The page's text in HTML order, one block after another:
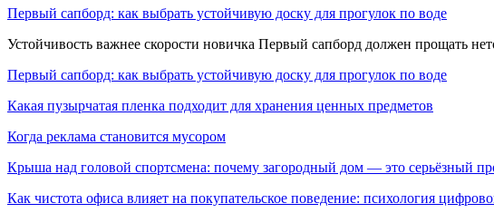
Первый сапборд: как выбрать устойчивую доску для прогулок по воде
Устойчивость важнее скорости новичка Первый сапборд должен прощать
Первый сапборд: как выбрать устойчивую доску для прогулок по воде
Какая пузырчатая пленка подходит для хранения ценных предметов
Когда реклама становится мусором
Крыша над головой спортсмена: почему загородный дом — это серьёзный
Как чистота офиса влияет на покупательское поведение: психология